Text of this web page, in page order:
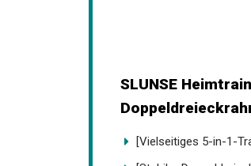
SLUNSE
[Vielseitiges 5-in-1-